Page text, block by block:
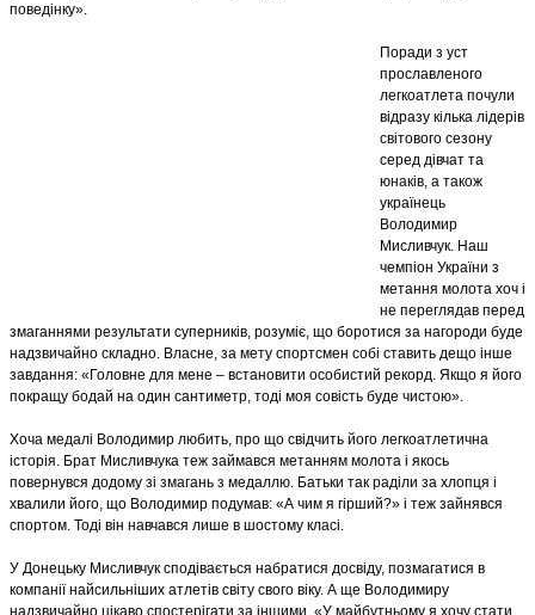
поведінку».
Поради з уст
прославленого
легкоатлета почули
відразу кілька лідерів
світового сезону
серед дівчат та
юнаків, а також
українець
Володимир
Мисливчук. Наш
чемпіон України з
метання молота хоч і
не переглядав перед
змаганнями результати суперників, розуміє, що боротися за нагороди буде
надзвичайно складно. Власне, за мету спортсмен собі ставить дещо інше
завдання: «Головне для мене – встановити особистий рекорд. Якщо я його
покращу бодай на один сантиметр, тоді моя совість буде чистою».
Хоча медалі Володимир любить, про що свідчить його легкоатлетична
історія. Брат Мисливчука теж займався метанням молота і якось
повернувся додому зі змагань з медаллю. Батьки так раділи за хлопця і
хвалили його, що Володимир подумав: «А чим я гірший?» і теж зайнявся
спортом. Тоді він навчався лише в шостому класі.
У Донецьку Мисливчук сподівається набратися досвіду, позмагатися в
компанії найсильніших атлетів світу свого віку. А ще Володимиру
надзвичайно цікаво спостерігати за іншими. «У майбутньому я хочу стати